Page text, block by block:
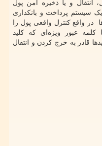
انتقال و یا ذخیره امن پول
سیستم پرداخت و بانکداری
در واقع کنترل واقعی پول را
کلمه عبور ویژه‌ای که کلید
قادر به خرج کردن و انتقال